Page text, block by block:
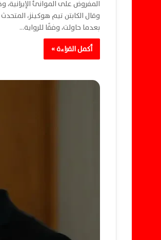
المفروض على الموانئ الإيرانية،
وقال الكابتن تيم هوكينز،
بعدما حاولت، وفقًا للرواية…
أكمل القراءة »